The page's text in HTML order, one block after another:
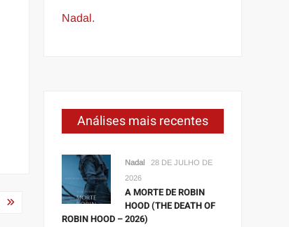
Nadal.
Análises mais recentes
Nadal
28 DE JULHO DE
2026
A MORTE DE ROBIN
HOOD (THE DEATH OF
ROBIN HOOD – 2026)